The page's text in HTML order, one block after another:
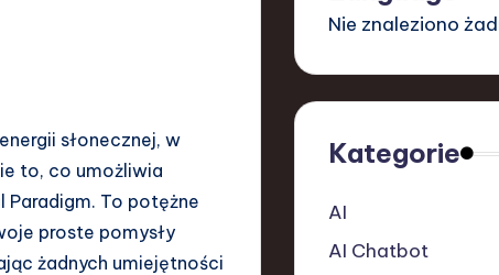
słonecznej, w
to, co umożliwia
Paradigm. To potężne
proste pomysły
żadnych umiejętności
Nie znaleziono
Kategorie
AI
AI Chatbot